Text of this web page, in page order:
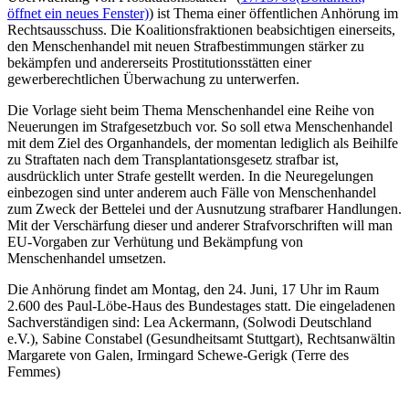
öffnet ein neues Fenster)) ist Thema einer öffentlichen Anhörung im
Rechtsausschuss. Die Koalitionsfraktionen beabsichtigen einerseits,
den Menschenhandel mit neuen Strafbestimmungen stärker zu
bekämpfen und andererseits Prostitutionsstätten einer
gewerberechtlichen Überwachung zu unterwerfen.
Die Vorlage sieht beim Thema Menschenhandel eine Reihe von
Neuerungen im Strafgesetzbuch vor. So soll etwa Menschenhandel
mit dem Ziel des Organhandels, der momentan lediglich als Beihilfe
zu Straftaten nach dem Transplantationsgesetz strafbar ist,
ausdrücklich unter Strafe gestellt werden. In die Neuregelungen
einbezogen sind unter anderem auch Fälle von Menschenhandel
zum Zweck der Bettelei und der Ausnutzung strafbarer Handlungen.
Mit der Verschärfung dieser und anderer Strafvorschriften will man
EU-Vorgaben zur Verhütung und Bekämpfung von
Menschenhandel umsetzen.
Die Anhörung findet am Montag, den 24. Juni, 17 Uhr im Raum
2.600 des Paul-Löbe-Haus des Bundestages statt. Die eingeladenen
Sachverständigen sind: Lea Ackermann, (Solwodi Deutschland
e.V.), Sabine Constabel (Gesundheitsamt Stuttgart), Rechtsanwältin
Margarete von Galen, Irmingard Schewe-Gerigk (Terre des
Femmes)